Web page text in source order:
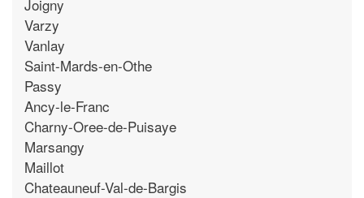
Joigny
Varzy
Vanlay
Saint-Mards-en-Othe
Passy
Ancy-le-Franc
Charny-Oree-de-Puisaye
Marsangy
Maillot
Chateauneuf-Val-de-Bargis